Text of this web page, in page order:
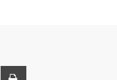
Share